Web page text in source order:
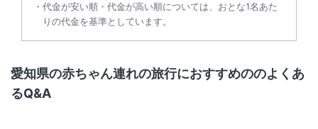
代金が安い順・代金が高い順については、おとな1名あた
りの代金を基準としています。
愛知県の赤ちゃん連れの旅行におすすめののよくあ
るQ&A